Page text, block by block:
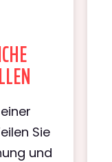
Sie
und